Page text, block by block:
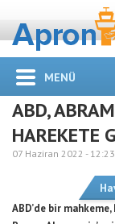
MENÜ
ABD,
HAREKETE
07 Haziran 2022 - 12:23
ABD’de bir